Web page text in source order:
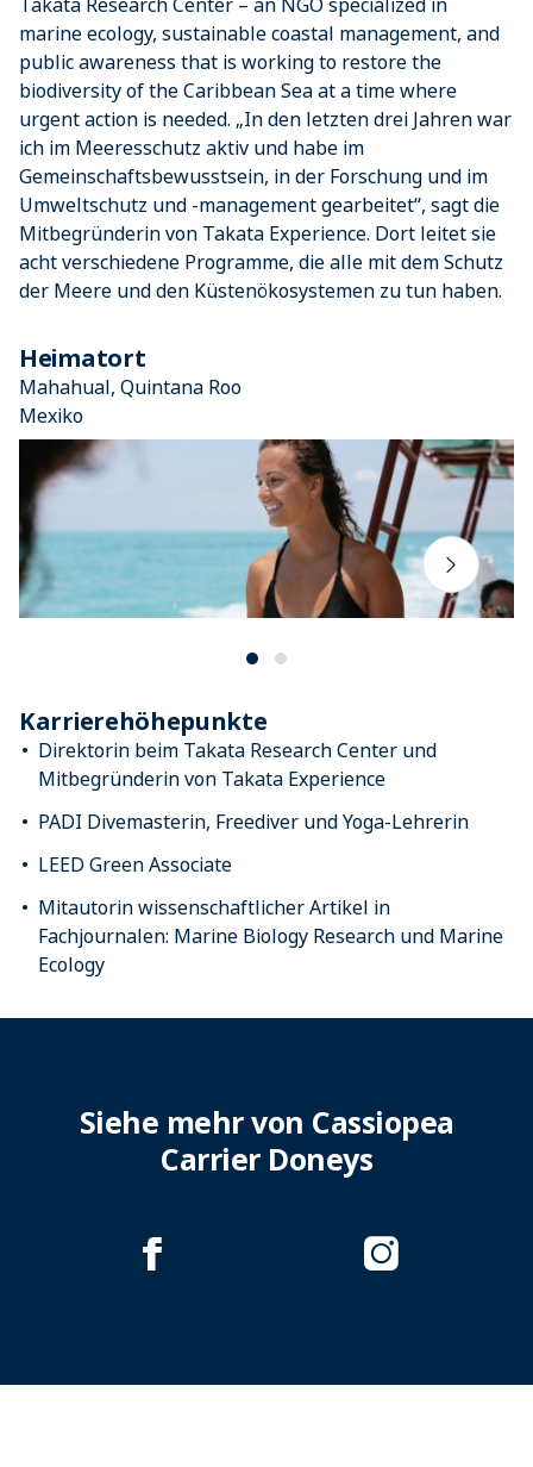
marine ecology, sustainable coastal management, and
public awareness that is working to restore the
biodiversity of the Caribbean Sea at a time where
urgent action is needed. „In den letzten drei Jahren war
ich im Meeresschutz aktiv und habe im
Gemeinschaftsbewusstsein, in der Forschung und im
Umweltschutz und -management gearbeitet“, sagt die
Mitbegründerin von Takata Experience. Dort leitet sie
acht verschiedene Programme, die alle mit dem Schutz
der Meere und den Küstenökosystemen zu tun haben.
Heimatort
Mahahual, Quintana Roo
Mexiko
Karrierehöhepunkte
Direktorin beim Takata Research Center und
Mitbegründerin von Takata Experience
PADI Divemasterin, Freediver und Yoga-Lehrerin
LEED Green Associate
Mitautorin wissenschaftlicher Artikel in
Fachjournalen: Marine Biology Research und Marine
Ecology
Siehe mehr von Cassiopea
Carrier Doneys